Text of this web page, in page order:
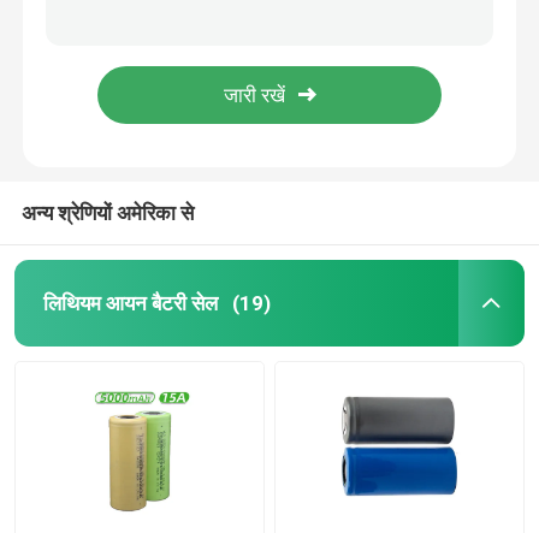
होम इन्वर्टर लिथियम बैटरी
लिथियम आयन बैटरी पैक
पोर्टेबल लिथियम पावर स्टेशन
होम सोलर इन्वर्टर सिस्टम
अन्य श्रेणियों अमेरिका से
लिथियम आयन बैटरी सेल (19)